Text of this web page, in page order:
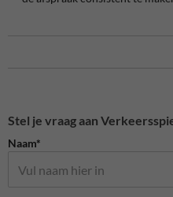
Stel je vraag aan
Naam*